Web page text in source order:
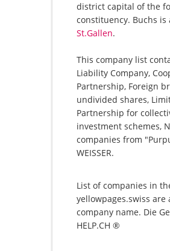
district capital of the
constituency. Buchs
St.Gallen.
This company list
Liability Company,
Partnership, Foreign
undivided shares,
Partnership for
investment schemes,
companies from
WEISSER.
List of companies in
yellowpages.swiss
company name. Die
HELP.CH ®